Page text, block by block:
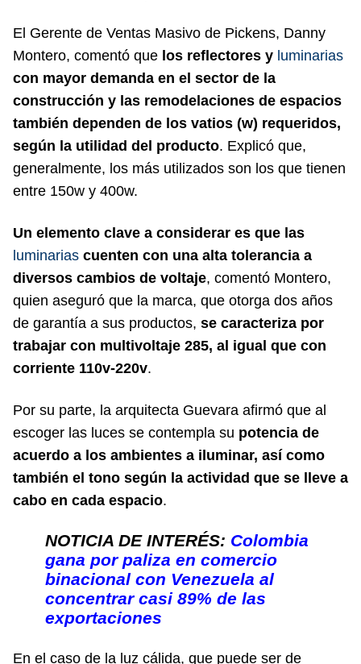
El Gerente de Ventas Masivo de Pickens, Danny
Montero, comentó que los reflectores y luminarias
con mayor demanda en el sector de la
construcción y las remodelaciones de espacios
también dependen de los vatios (w) requeridos,
según la utilidad del producto. Explicó que,
generalmente, los más utilizados son los que tienen
entre 150w y 400w.
Un elemento clave a considerar es que las
luminarias cuenten con una alta tolerancia a
diversos cambios de voltaje, comentó Montero,
quien aseguró que la marca, que otorga dos años
de garantía a sus productos, se caracteriza por
trabajar con multivoltaje 285, al igual que con
corriente 110v-220v.
Por su parte, la arquitecta Guevara afirmó que al
escoger las luces se contempla su potencia de
acuerdo a los ambientes a iluminar, así como
también el tono según la actividad que se lleve a
cabo en cada espacio.
NOTICIA DE INTERÉS: Colombia
gana por paliza en comercio
binacional con Venezuela al
concentrar casi 89% de las
exportaciones
En el caso de la luz cálida, que puede ser de